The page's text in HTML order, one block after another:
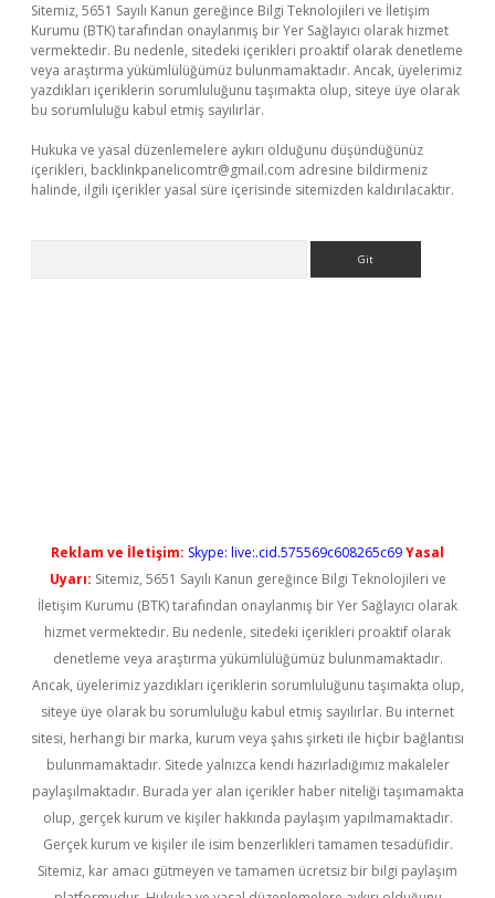
Sitemiz, 5651 Sayılı Kanun gereğince Bilgi Teknolojileri ve İletişim
Kurumu (BTK) tarafından onaylanmış bir Yer Sağlayıcı olarak hizmet
vermektedir. Bu nedenle, sitedeki içerikleri proaktif olarak denetleme
veya araştırma yükümlülüğümüz bulunmamaktadır. Ancak, üyelerimiz
yazdıkları içeriklerin sorumluluğunu taşımakta olup, siteye üye olarak
bu sorumluluğu kabul etmiş sayılırlar.
Hukuka ve yasal düzenlemelere aykırı olduğunu düşündüğünüz
içerikleri, backlinkpanelicomtr@gmail.com adresine bildirmeniz
halinde, ilgili içerikler yasal süre içerisinde sitemizden kaldırılacaktır.
Reklam ve İletişim: Skype: live:.cid.575569c608265c69Yasal
Uyarı: Sitemiz, 5651 Sayılı Kanun gereğince Bilgi Teknolojileri ve
İletişim Kurumu (BTK) tarafından onaylanmış bir Yer Sağlayıcı olarak
hizmet vermektedir. Bu nedenle, sitedeki içerikleri proaktif olarak
denetleme veya araştırma yükümlülüğümüz bulunmamaktadır.
Ancak, üyelerimiz yazdıkları içeriklerin sorumluluğunu taşımakta olup,
siteye üye olarak bu sorumluluğu kabul etmiş sayılırlar. Bu internet
sitesi, herhangi bir marka, kurum veya şahıs şirketi ile hiçbir bağlantısı
bulunmamaktadır. Sitede yalnızca kendi hazırladığımız makaleler
paylaşılmaktadır. Burada yer alan içerikler haber niteliği taşımamakta
olup, gerçek kurum ve kişiler hakkında paylaşım yapılmamaktadır.
Gerçek kurum ve kişiler ile isim benzerlikleri tamamen tesadüfidir.
Sitemiz, kar amacı gütmeyen ve tamamen ücretsiz bir bilgi paylaşım